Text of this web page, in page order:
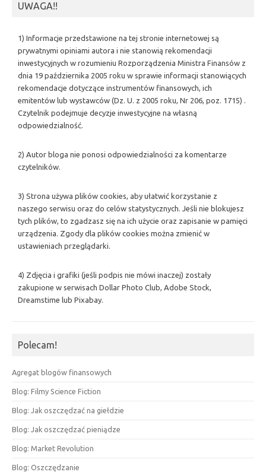
UWAGA!!
1) Informacje przedstawione na tej stronie internetowej są
prywatnymi opiniami autora i nie stanowią rekomendacji
inwestycyjnych w rozumieniu Rozporządzenia Ministra Finansów z
dnia 19 października 2005 roku w sprawie informacji stanowiących
rekomendacje dotyczące instrumentów finansowych, ich
emitentów lub wystawców (Dz. U. z 2005 roku, Nr 206, poz. 1715) .
Czytelnik podejmuje decyzje inwestycyjne na własną
odpowiedzialność.
2) Autor bloga nie ponosi odpowiedzialności za komentarze
czytelników.
3) Strona używa plików cookies, aby ułatwić korzystanie z
naszego serwisu oraz do celów statystycznych. Jeśli nie blokujesz
tych plików, to zgadzasz się na ich użycie oraz zapisanie w pamięci
urządzenia. Zgody dla plików cookies można zmienić w
ustawieniach przeglądarki.
4) Zdjęcia i grafiki (jeśli podpis nie mówi inaczej) zostały
zakupione w serwisach Dollar Photo Club, Adobe Stock,
Dreamstime lub Pixabay.
Polecam!
Agregat blogów finansowych
Blog: Filmy Science Fiction
Blog: Jak oszczędzać na giełdzie
Blog: Jak oszczędzać pieniądze
Blog: Market Revolution
Blog: Oszczędzanie